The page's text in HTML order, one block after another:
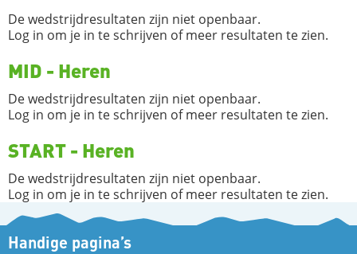
De wedstrijdresultaten zijn niet openbaar.
Log in om je in te schrijven of meer resultaten te zien.
MID - Heren
De wedstrijdresultaten zijn niet openbaar.
Log in om je in te schrijven of meer resultaten te zien.
START - Heren
De wedstrijdresultaten zijn niet openbaar.
Log in om je in te schrijven of meer resultaten te zien.
Handige pagina’s